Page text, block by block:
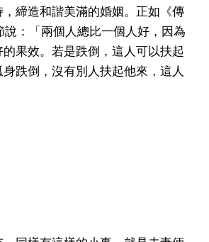
締造和諧美滿的婚姻。正如《傳
：「兩個人總比一個人好，因為
果效。若是跌倒，這人可以扶起
跌倒，沒有別人扶起他來，這人